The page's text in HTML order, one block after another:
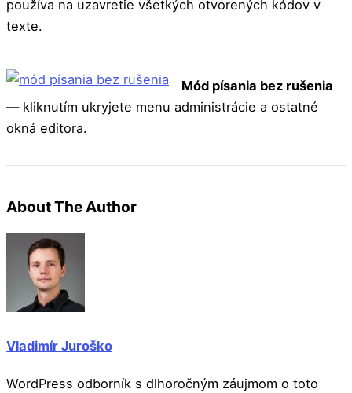
používa na uzavretie všetkých otvorených kódov v
texte.
Mód písania bez rušenia
— kliknutím ukryjete menu administrácie a ostatné
okná editora.
About The Author
Vladimír Juroško
WordPress odborník s dlhoročným záujmom o toto